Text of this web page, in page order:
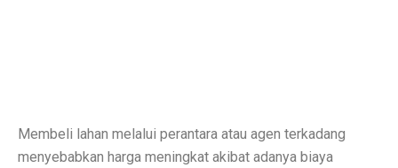
WIFI, TLKM dan DSSA Bersaing di Lelang
Lomba Pesawat Tempur Generasi Kelima Dimulai,
Membeli lahan melalui perantara atau agen terkadang
menyebabkan harga meningkat akibat adanya biaya